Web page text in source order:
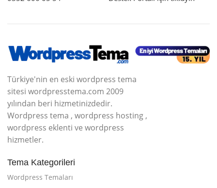
Türkiye'nin en eski wordpress tema
sitesi wordpresstema.com 2009
yılından beri hizmetinizdedir.
Wordpress tema , wordpress hosting ,
wordpress eklenti ve wordpress
hizmetler.
Tema Kategorileri
Wordpress Temaları